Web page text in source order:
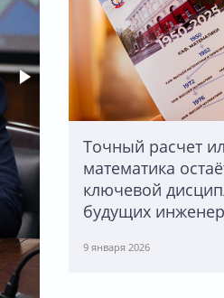
Точный расчет
математика
ключевой
будущих
9 января 2026